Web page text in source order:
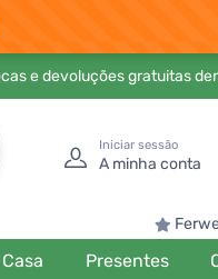
e devoluções gratuitas
Iniciar sessão
A minha conta
Casa Presentes